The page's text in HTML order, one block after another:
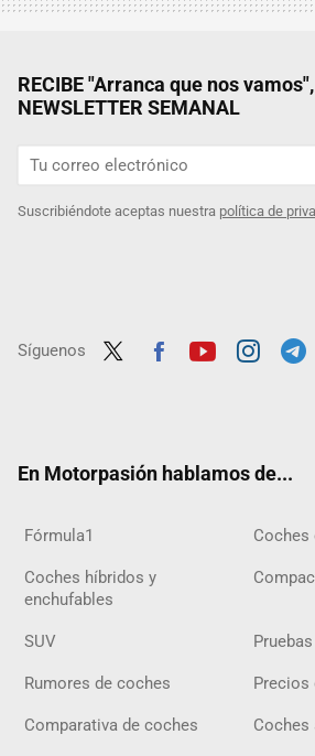
RECIBE "Arranca que nos
NEWSLETTER SEMANAL
Suscribiéndote aceptas nuestra política de
Síguenos
En Motorpasión hablamos de...
Fórmula1
Coches híbridos y
enchufables
SUV
Rumores de coches Precios
Comparativa de coches